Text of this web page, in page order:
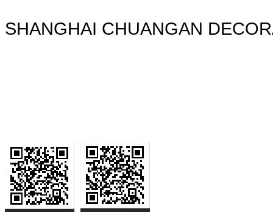
SHANGHAI CHUANGAN